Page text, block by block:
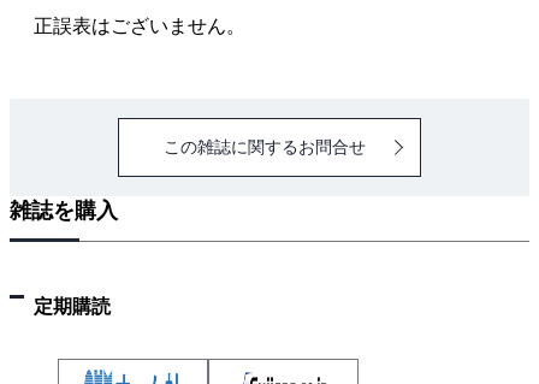
正誤表はございません。
この雑誌に関するお問合せ
雑誌を購入
定期購読